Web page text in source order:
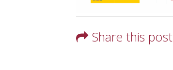
Share this post